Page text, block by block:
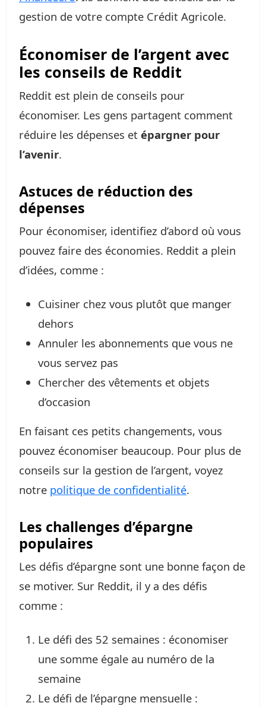
gestion de votre compte Crédit Agricole.
Économiser de l’argent avec
les conseils de Reddit
Reddit est plein de conseils pour
économiser. Les gens partagent comment
réduire les dépenses et épargner pour
l’avenir.
Astuces de réduction des
dépenses
Pour économiser, identifiez d’abord où vous
pouvez faire des économies. Reddit a plein
d’idées, comme :
Cuisiner chez vous plutôt que manger
dehors
Annuler les abonnements que vous ne
vous servez pas
Chercher des vêtements et objets
d’occasion
En faisant ces petits changements, vous
pouvez économiser beaucoup. Pour plus de
conseils sur la gestion de l’argent, voyez
notre politique de confidentialité.
Les challenges d’épargne
populaires
Les défis d’épargne sont une bonne façon de
se motiver. Sur Reddit, il y a des défis
comme :
Le défi des 52 semaines : économiser
une somme égale au numéro de la
semaine
Le défi de l’épargne mensuelle :